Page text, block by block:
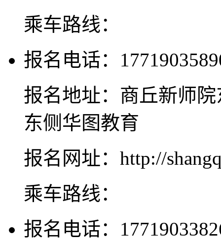
乘车路线：
报名电话：
报名地址：商丘新师
东侧华图教育
报名网址：http://
乘车路线：
报名电话：